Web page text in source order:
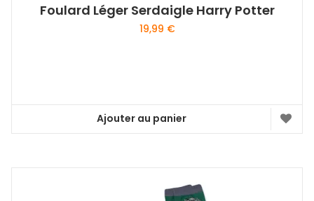
Foulard Léger Serdaigle Harry Potter
19,99 €
Ajouter au panier